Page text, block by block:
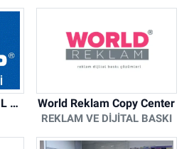
TURYAP GAYRİMENKUL DANIŞMANLIK HİZMETLERİ World Reklam Copy Center
REKLAM VE DIJITAL BASKI